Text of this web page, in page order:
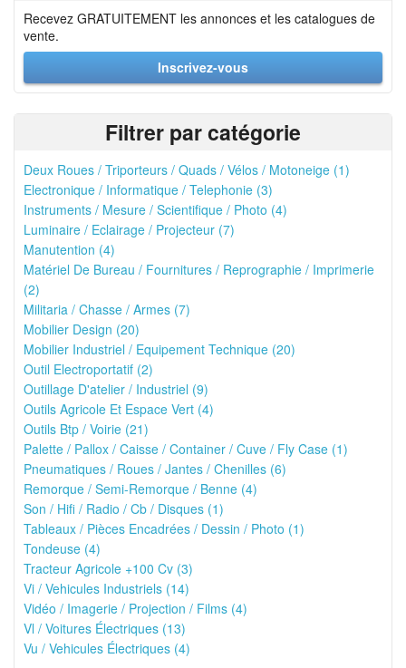
Recevez GRATUITEMENT les annonces et les catalogues de
vente.
Inscrivez-vous
Filtrer par catégorie
Deux Roues / Triporteurs / Quads / Vélos / Motoneige (1)
Electronique / Informatique / Telephonie (3)
Instruments / Mesure / Scientifique / Photo (4)
Luminaire / Eclairage / Projecteur (7)
Manutention (4)
Matériel De Bureau / Fournitures / Reprographie / Imprimerie
(2)
Militaria / Chasse / Armes (7)
Mobilier Design (20)
Mobilier Industriel / Equipement Technique (20)
Outil Electroportatif (2)
Outillage D'atelier / Industriel (9)
Outils Agricole Et Espace Vert (4)
Outils Btp / Voirie (21)
Palette / Pallox / Caisse / Container / Cuve / Fly Case (1)
Pneumatiques / Roues / Jantes / Chenilles (6)
Remorque / Semi-Remorque / Benne (4)
Son / Hifi / Radio / Cb / Disques (1)
Tableaux / Pièces Encadrées / Dessin / Photo (1)
Tondeuse (4)
Tracteur Agricole +100 Cv (3)
Vi / Vehicules Industriels (14)
Vidéo / Imagerie / Projection / Films (4)
Vl / Voitures Électriques (13)
Vu / Vehicules Électriques (4)